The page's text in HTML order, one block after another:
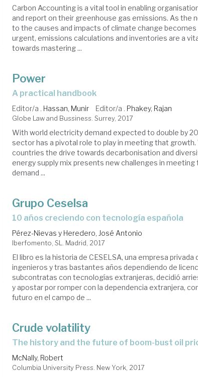
Carbon Accounting is a vital tool in enabling
and report on their greenhouse gas emissions. As the
to the causes and impacts of climate change becomes
urgent, emissions calculations and inventories are a
towards mastering ...
Power
a practical handbook
Editor/a . Hassan, Munir Editor/a . Phakey, Rajan
Globe Law and Bussiness. Surrey, 2017
With world electricity demand expected to double by
sector has a pivotal role to play in meeting that
countries the drive towards decarbonisation and
energy supply mix presents new challenges in meeting
demand ...
Grupo Ceselsa
10 años creciendo con tecnología española
Pérez-Nievas y Heredero, José Antonio
Iberfomento, SL. Madrid, 2017
El libro es la historia de CESELSA, una empresa privada
ingenieros y tras bastantes años dependiendo de
subcontratas con tecnologías extranjeras, decidió
y apostar por romper con la dependencia extranjera,
futuro en el campo de ...
Crude volatility
the history and the future of boom-bust oil
McNally, Robert
Columbia University Press. New York, 2017